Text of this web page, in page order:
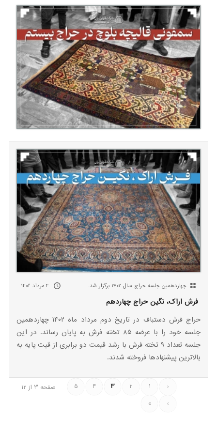
چهاردهمین جلسه حراج سال 1402 برگزار شد. ۴ مرداد ۱۴۰۲
فرش اراک، نگین حراج چهاردهم
حراج فرش دستباف در تاریخ دوم مرداد ماه ۱۴۰۲ چهاردهمین
جلسه خود را با عرضه ۸۵ تخته فرش به پایان رساند. در این
جلسه تعداد ۹ تخته فرش با رشد قیمت دو برابری از قیت پایه به
بالاترین پیشنهادها فروخته شدند.
صفحه 3 از 12 ‹
1
2
3
4
5
›
»